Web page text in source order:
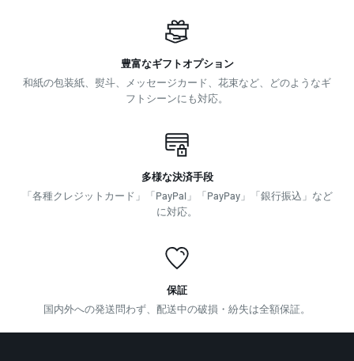
豊富なギフトオプション
和紙の包装紙、熨斗、メッセージカード、花束など、どのようなギ
フトシーンにも対応。
多様な決済手段
「各種クレジットカード」「PayPal」「PayPay」「銀行振込」など
に対応。
保証
国内外への発送問わず、配送中の破損・紛失は全額保証。